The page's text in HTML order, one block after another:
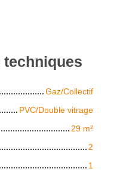
techniques
Gaz/Collectif
PVC/Double vitrage
29 m²
2
1